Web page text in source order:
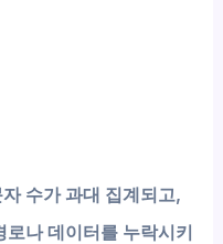
수가 과대 집계되고,
나 데이터를 누락시키